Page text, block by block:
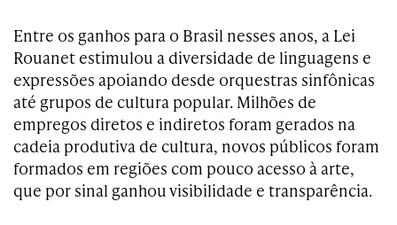
Entre os ganhos para o Brasil nesses anos, a Lei
Rouanet estimulou a diversidade de linguagens e
expressões apoiando desde orquestras sinfônicas
até grupos de cultura popular. Milhões de
empregos diretos e indiretos foram gerados na
cadeia produtiva de cultura, novos públicos foram
formados em regiões com pouco acesso à arte,
que por sinal ganhou visibilidade e transparência.